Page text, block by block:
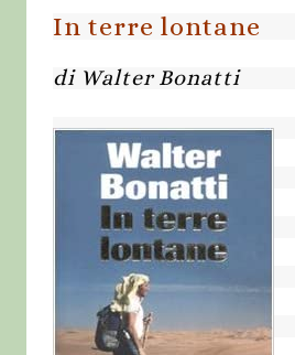
In terre lontane
di Walter Bonatti